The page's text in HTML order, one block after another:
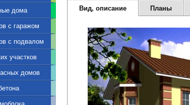
дома
с гаражом
с подвалом
участков
домов
Вид, описание Планы